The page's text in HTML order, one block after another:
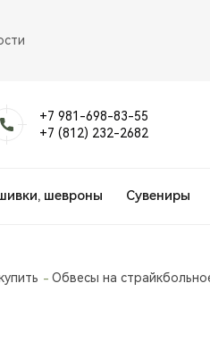
+7 981-698-83-55
+7 (812) 232-2682
шевроны Сувениры
Обвесы на